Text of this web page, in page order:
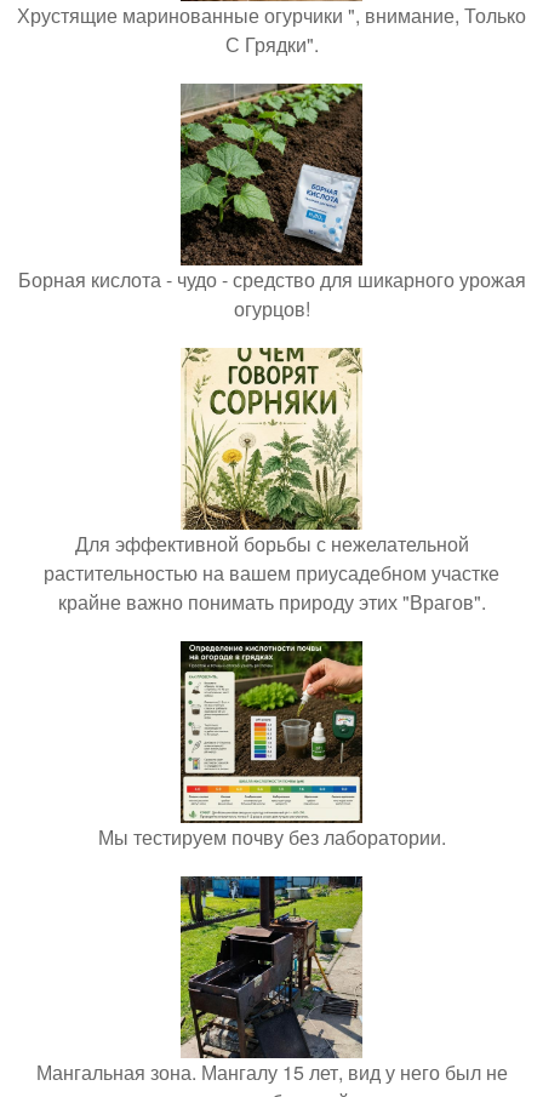
Хрустящие маринованные огурчики ", внимание, Только
С Грядки".
Борная кислота - чудо - средство для шикарного урожая
огурцов!
Для эффективной борьбы с нежелательной
растительностью на вашем приусадебном участке
крайне важно понимать природу этих "Врагов".
Мы тестируем почву без лаборатории.
Мангальная зона. Мангалу 15 лет, вид у него был не